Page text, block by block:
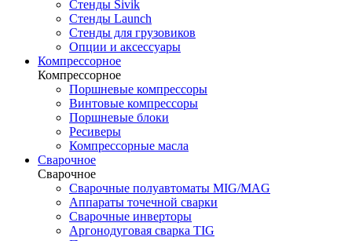
Стенды Sivik
Стенды Launch
Стенды для грузовиков
Опции и аксессуары
Компрессорное
Компрессорное
Поршневые компрессоры
Винтовые компрессоры
Поршневые блоки
Ресиверы
Компрессорные масла
Сварочное
Сварочное
Сварочные полуавтоматы MIG/MAG
Аппараты точечной сварки
Сварочные инверторы
Аргонодуговая сварка TIG